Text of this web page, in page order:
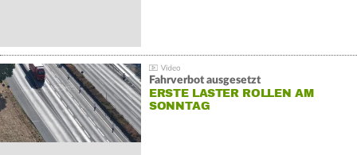
Fahrverbot ausgesetzt
ERSTE LASTER ROLLEN AM
SONNTAG